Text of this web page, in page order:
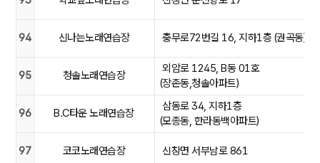
94 신나는노래연습장 충무로72번길 16, 지하1층 (권곡동)
95 청솔노래연습장
외암로 1245, B동 01호
(장존동,청솔아파트)
96 B.C타운 노래연습장
삼동로 34, 지하1층
(모종동, 한라동백아파트)
97 코코노래연습장 신창면 서부남로 861